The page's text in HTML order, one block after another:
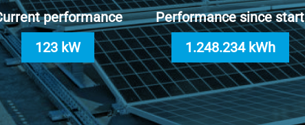
performance
123 kW
Performance since start
1.248.234 kWh